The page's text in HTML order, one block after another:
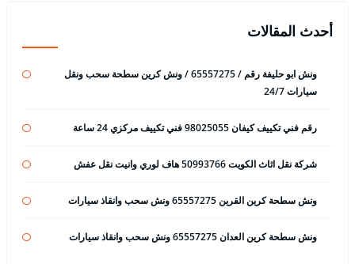
أحدث المقالات
ونش ابو حليفة رقم / 65557275 / ونش كرين سطحة سحب ونقل
سيارات 24/7
رقم فني تكييف كيفان 98025055 فني تكييف مركزي 24 ساعة
شركة نقل اثاث الكويت 50993766 هاف لوري وانيت نقل عفش
ونش سطحة كرين القرين 65557275 ونش سحب وانقاذ سيارات
ونش سطحة كرين العدان 65557275 ونش سحب وانقاذ سيارات